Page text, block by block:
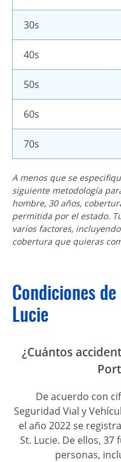
30s
40s
50s
60s
70s
A menos que se
siguiente metodología
hombre, 30 años,
permitida por el estado.
varios factores,
cobertura que quieras
Condiciones
Lucie
¿Cuántos
De acuerdo con
Seguridad Vial y
el año 2022 se
St. Lucie. De ellos,
personas,